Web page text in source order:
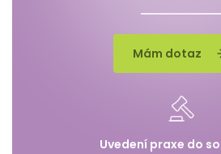
Mám dotaz
Uvedení praxe do